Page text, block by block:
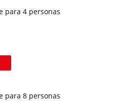
para 4 personas
para 8 personas